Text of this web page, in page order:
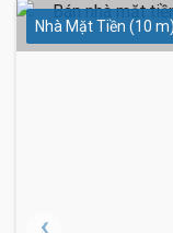
Nhà Mặt Tiền (10 m)